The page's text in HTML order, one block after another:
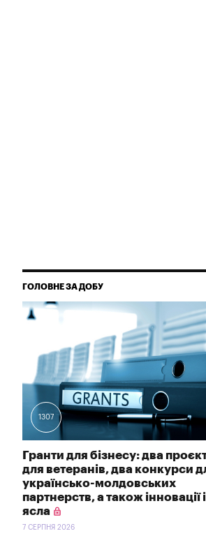
ГОЛОВНЕ ЗА ДОБУ
1307
Гранти для бізнесу: два
для ветеранів, два конкурси
українсько-молдовських
партнерств, а також інновації і
ясла
7 СЕРПНЯ 2026